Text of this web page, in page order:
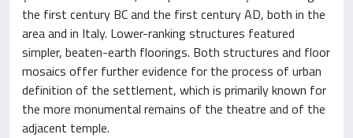
the first century BC and the first century AD, both in the
area and in Italy. Lower-ranking structures featured
simpler, beaten-earth floorings. Both structures and floor
mosaics offer further evidence for the process of urban
definition of the settlement, which is primarily known for
the more monumental remains of the theatre and of the
adjacent temple.